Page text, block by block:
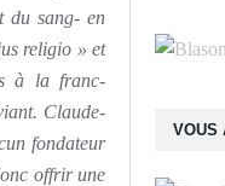
du sang- en
religio » et
à la franc-
Claude-
fondateur
offrir une
VOUS